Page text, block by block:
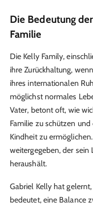
Die Bedeutung
Familie
Die Kelly Family,
ihre Zurückhaltung,
ihres internationalen
möglichst normales
Vater, betont oft, wie
Familie zu schützen
Kindheit zu
weitergegeben, der
heraushält.
Gabriel Kelly hat
bedeutet, eine Balance